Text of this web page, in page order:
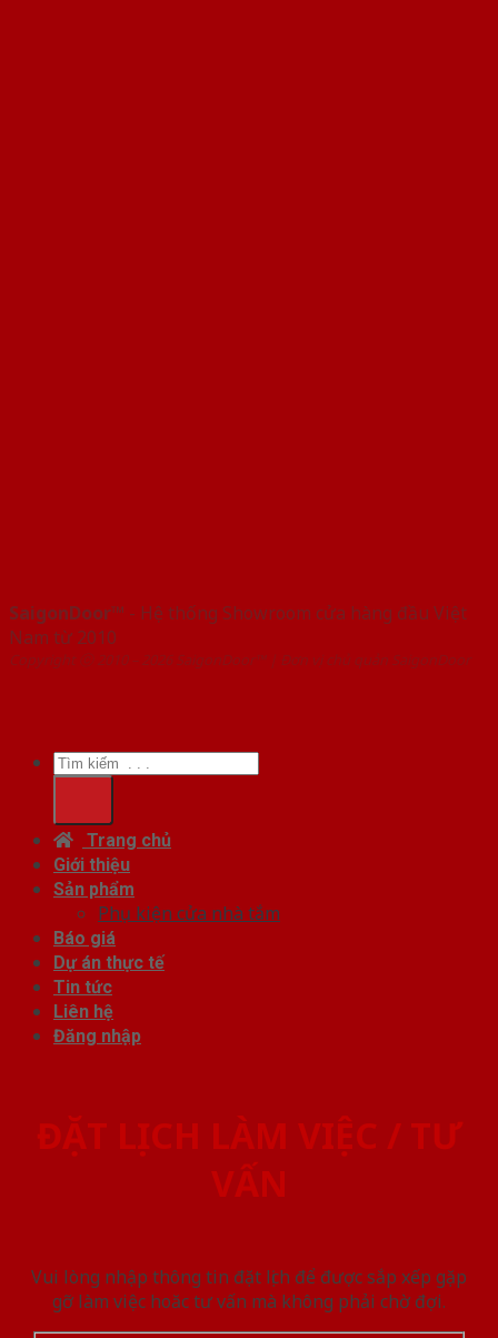
SaigonDoor™ - Hệ thống Showroom cửa hàng đầu Việt
Nam từ 2010
Copyright ⓒ 2010 – 2026 SaigonDoor™ | Đơn vị chủ quản SaigonDoor
Tìm
kiếm:
Trang chủ
Giới thiệu
Sản phẩm
Phụ kiện cửa nhà tắm
Báo giá
Dự án thực tế
Tin tức
Liên hệ
Đăng nhập
ĐẶT LỊCH LÀM VIỆC / TƯ
VẤN
Vui lòng nhập thông tin đặt lịch để được sắp xếp gặp
gỡ làm việc hoăc tư vấn mà không phải chờ đợi.